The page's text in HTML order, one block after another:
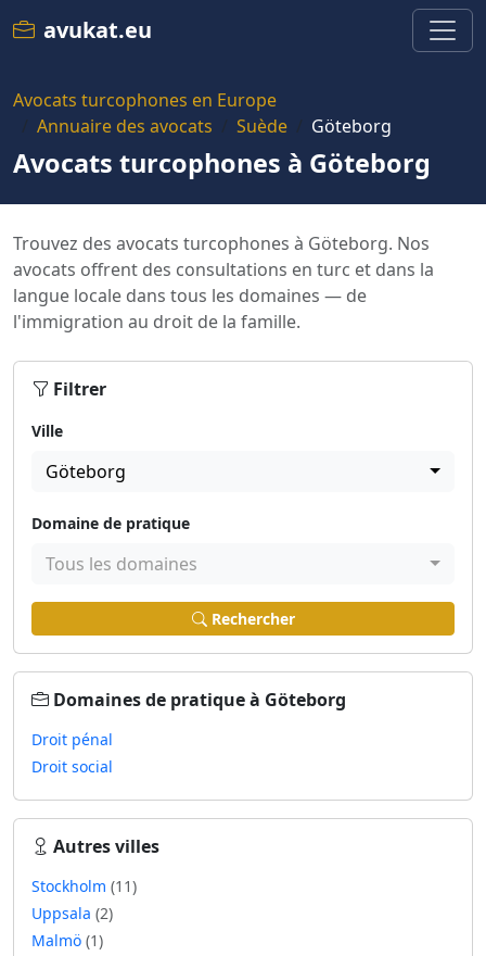
avukat.eu
Avocats turcophones en Europe
Annuaire des avocats
Suède Göteborg
Avocats turcophones à Göteborg
Trouvez des avocats turcophones à Göteborg. Nos
avocats offrent des consultations en turc et dans la
langue locale dans tous les domaines — de
l'immigration au droit de la famille.
Filtrer
Ville
Göteborg
Domaine de pratique
Tous les domaines
Rechercher
Domaines de pratique à Göteborg
Droit pénal
Droit social
Autres villes
Stockholm (11)
Uppsala (2)
Malmö (1)